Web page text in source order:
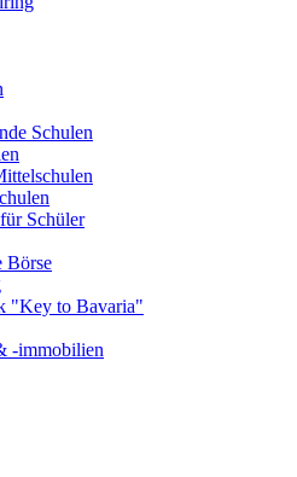
Schulen
Schüler
Börse
"Key to Bavaria"
-immobilien